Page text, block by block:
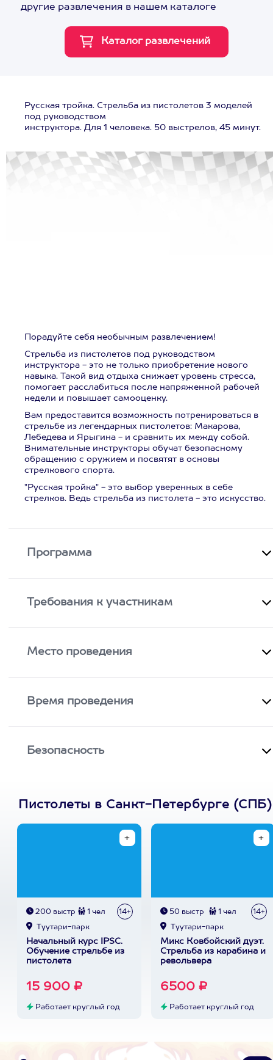
другие развлечения в нашем каталоге
Русская тройка. Стрельба из пистолетов 3 моделей
под руководством
инструктора. Для 1 человека. 50 выстрелов, 45 минут.
Порадуйте себя необычным развлечением!
Стрельба из пистолетов под руководством
инструктора - это не только приобретение нового
навыка. Такой вид отдыха снижает уровень стресса,
помогает расслабиться после напряженной рабочей
недели и повышает самооценку.
Вам предоставится возможность потренироваться в
стрельбе из легендарных пистолетов: Макарова,
Лебедева и Ярыгина - и сравнить их между собой.
Внимательные инструкторы обучат безопасному
обращению с оружием и посвятят в основы
стрелкового спорта.
"Русская тройка" - это выбор уверенных в себе
стрелков. Ведь стрельба из пистолета - это искусство.
Программа
Требования к участникам
Место проведения
Время проведения
Безопасность
Пистолеты в Санкт-Петербурге (СПБ)
200 выстр 1 чел 14+
Туутари-парк
Начальный курс IPSC.
Обучение стрельбе из
пистолета
15 900 ₽
Работает круглый год
50 выстр 1 чел 14+
Туутари-парк
Микс Ковбойский дуэт.
Стрельба из карабина и
револьвера
6500 ₽
Работает круглый год